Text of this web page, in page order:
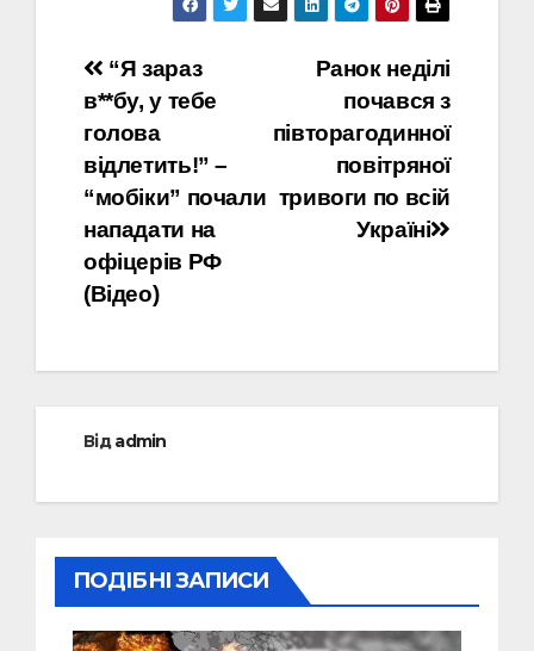
Навігація
записів
Ранок неділі
почався з
півторагодинної
повітряної
тривоги по всій
Україні
“Я зараз
в**бу, у тебе
голова
відлетить!” –
“мобіки” почали
нападати на
офіцерів РФ
(Відео)
Відadmin
ПОДІБНІ ЗАПИСИ